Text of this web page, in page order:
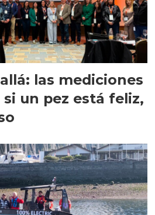
las mediciones
un pez está feliz,